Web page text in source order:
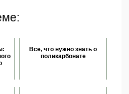
Все, что нужно знать о
поликарбонате